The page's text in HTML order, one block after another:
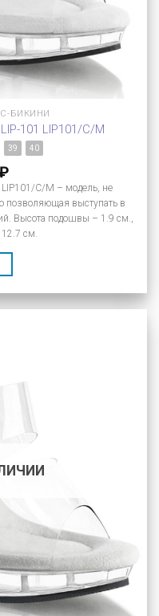
БИКИНИ
101 LIP101/C/M
39 40
C/M – модель, не
позволяющая выступать в
Высота подошвы – 1.9 см.,
см.